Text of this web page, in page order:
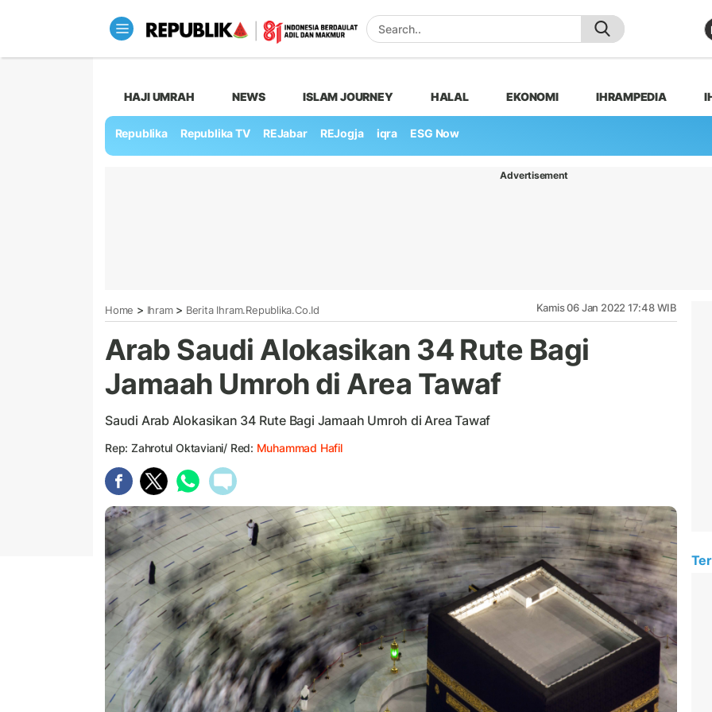
HAJI UMRAH NEWS ISLAM JOURNEY HALAL EKONOMI IHRAMPEDIA
Republika Republika TV REJabar REJogja iqra ESG Now
Advertisement
Home > Ihram> Berita Ihram.republika.co.id Kamis 06 Jan 2022 17:48 WIB
Arab Saudi Alokasikan 34 Rute Bagi
Jamaah Umroh di Area Tawaf
Saudi Arab Alokasikan 34 Rute Bagi Jamaah Umroh di Area Tawaf
Rep: Zahrotul Oktaviani/ Red: Muhammad Hafil